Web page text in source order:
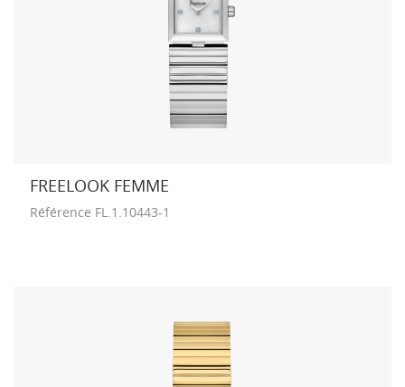
FREELOOK FEMME
Référence FL.1.10443-1